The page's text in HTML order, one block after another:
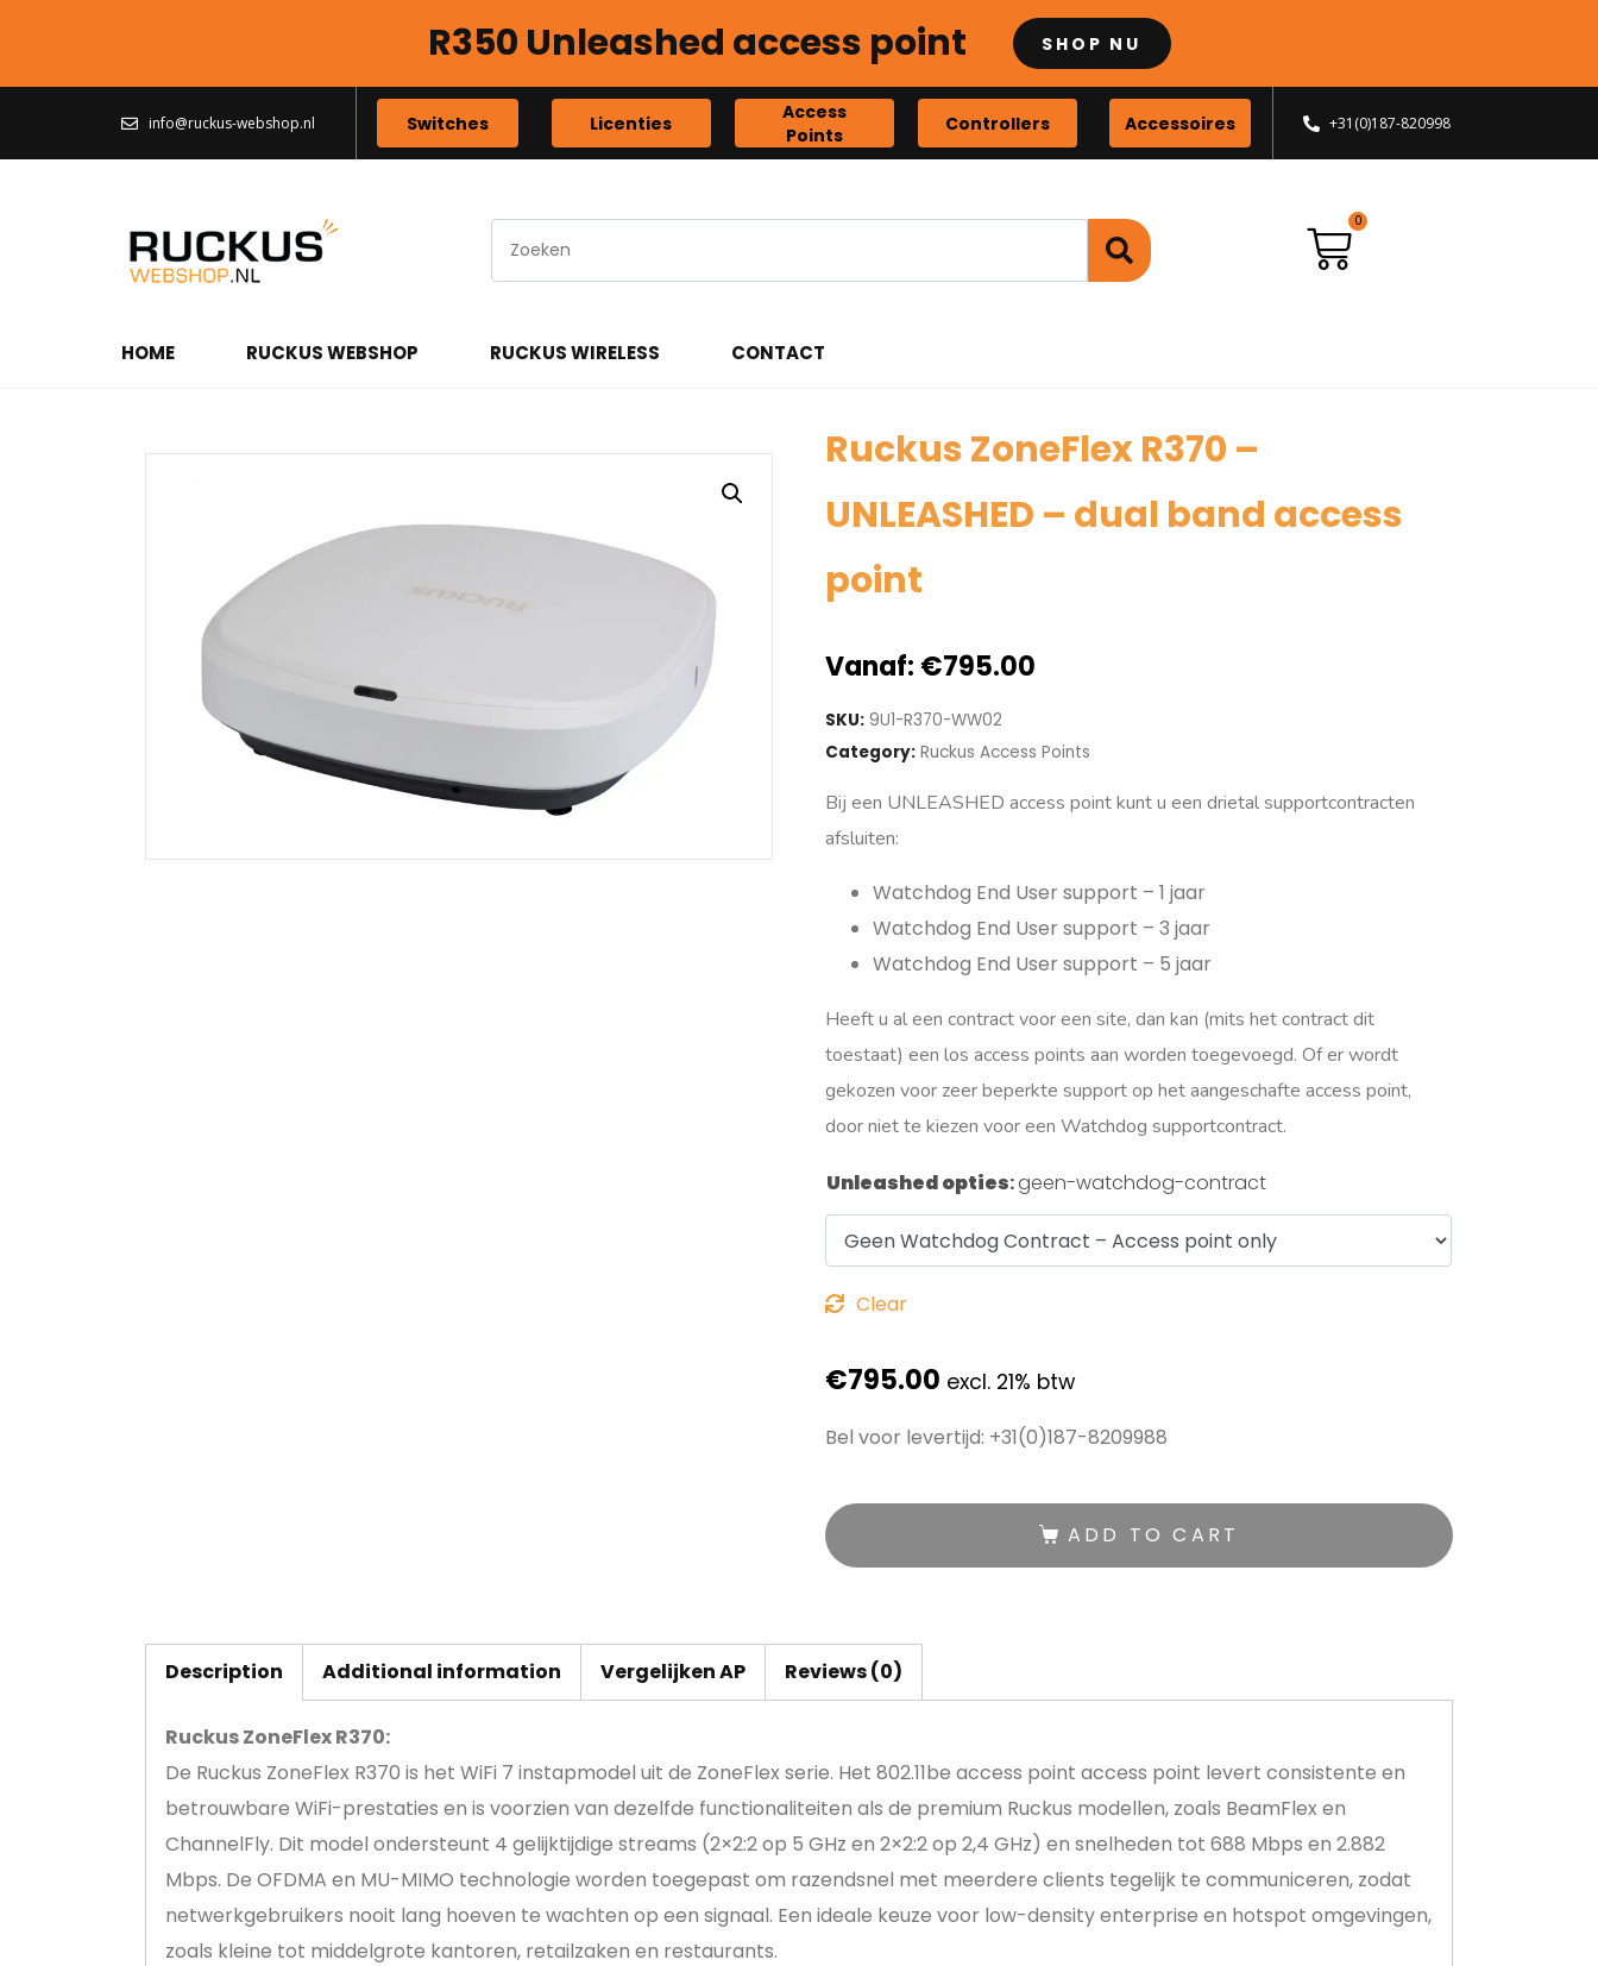
R350 Unleashed access point SHOP NU
info@ruckus-webshop.nl Switches Licenties
Access
Points
Controllers Accessoires +31(0)187-820998
HOME RUCKUS WEBSHOP RUCKUS WIRELESS CONTACT
Ruckus ZoneFlex R370 –
UNLEASHED – dual band access
point
Vanaf: €795.00
SKU: 9U1-R370-WW02
Category: Ruckus Access Points
Bij een UNLEASHED access point kunt u een drietal supportcontracten
afsluiten:
Watchdog End User support – 1 jaar
Watchdog End User support – 3 jaar
Watchdog End User support – 5 jaar
Heeft u al een contract voor een site, dan kan (mits het contract dit
toestaat) een los access points aan worden toegevoegd. Of er wordt
gekozen voor zeer beperkte support op het aangeschafte access point,
door niet te kiezen voor een Watchdog supportcontract.
Unleashed opties:geen-watchdog-contract
Clear
€795.00 excl. 21% btw
Bel voor levertijd: +31(0)187-8209988
ADD TO CART
Description Additional information Vergelijken AP Reviews (0)
Ruckus ZoneFlex R370:
De Ruckus ZoneFlex R370 is het WiFi 7 instapmodel uit de ZoneFlex serie. Het 802.11be access point access point levert consistente en
betrouwbare WiFi-prestaties en is voorzien van dezelfde functionaliteiten als de premium Ruckus modellen, zoals BeamFlex en
ChannelFly. Dit model ondersteunt 4 gelijktijdige streams (2×2:2 op 5 GHz en 2×2:2 op 2,4 GHz) en snelheden tot 688 Mbps en 2.882
Mbps. De OFDMA en MU-MIMO technologie worden toegepast om razendsnel met meerdere clients tegelijk te communiceren, zodat
netwerkgebruikers nooit lang hoeven te wachten op een signaal. Een ideale keuze voor low-density enterprise en hotspot omgevingen,
zoals kleine tot middelgrote kantoren, retailzaken en restaurants.